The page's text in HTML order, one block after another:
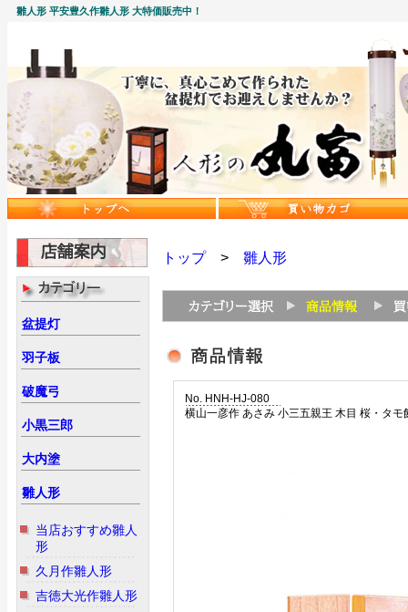
雛人形 平安豊久作雛人形 大特価販売中！
盆提灯
羽子板
破魔弓
小黒三郎
大内塗
雛人形
当店おすすめ雛人
形
久月作雛人形
吉徳大光作雛人形
トップ> 雛人形
No. HNH-HJ-080
横山一彦作 あさみ 小三五親王 木目 桜・タモ